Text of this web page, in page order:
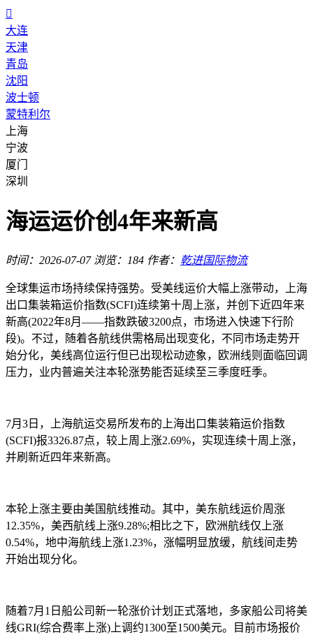

大连
天津
青岛
沈阳
波士顿
蒙特利尔
上海
宁波
厦门
深圳
海运运价创4年来新高
时间：2026-07-07 浏览：184 作者： 乾进国际物流
全球集运市场持续保持强势。受美线运价大幅上涨带动，上海
出口集装箱运价指数(SCFI)连续第十周上涨，并创下近四年来
新高(2022年8月——指数跌破3200点，市场进入快速下行阶
段)。不过，随着各航线供需格局出现变化，不同市场走势开
始分化，美线高位运行但已出现松动迹象，欧洲线则面临回调
压力，业内普遍关注本轮涨势能否延续至三季度旺季。
7月3日，上海航运交易所发布的上海出口集装箱运价指数
(SCFI)报3326.87点，较上周上涨2.69%，实现连续十周上涨，
并刷新近四年来新高。
本轮上涨主要由美国航线推动。其中，美东航线运价周涨
12.35%，美西航线上涨9.28%;相比之下，欧洲航线仅上涨
0.54%，地中海航线上涨1.23%，涨幅明显放缓，航线间走势
开始出现分化。
随着7月1日船公司新一轮涨价计划正式落地，多家船公司将美
线GRI(综合费率上涨)上调约1300至1500美元。目前市场报价